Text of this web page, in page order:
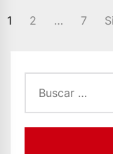
PAGINACIÓN
1 2 … 7